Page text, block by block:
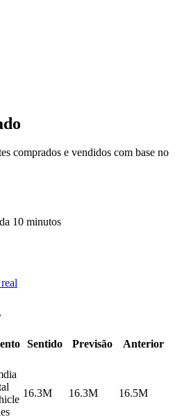
comprados e vendidos com base no
10 minutos
Sentido Previsão
Anterior
16.3M 16.3M 16.5M